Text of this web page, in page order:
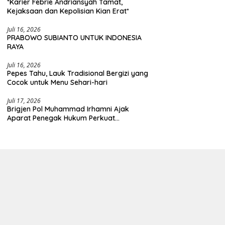
*Karier Febrie Andriansyah Tamat,
Kejaksaan dan Kepolisian Kian Erat*
Juli 16, 2026
PRABOWO SUBIANTO UNTUK INDONESIA
RAYA
Juli 16, 2026
Pepes Tahu, Lauk Tradisional Bergizi yang
Cocok untuk Menu Sehari-hari
Juli 17, 2026
Brigjen Pol Muhammad Irhamni Ajak
Aparat Penegak Hukum Perkuat